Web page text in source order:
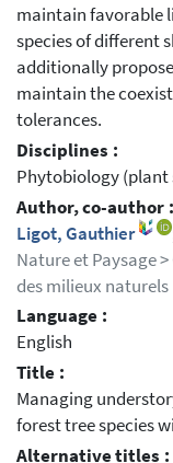
maintain favorable
species of different
additionally
maintain the
tolerances.
Disciplines :
Phytobiology (plant
Author, co-author :
Ligot, Gauthier
Nature et Paysage
des milieux naturels
Language :
English
Title :
Managing
forest tree species
Alternative titles :